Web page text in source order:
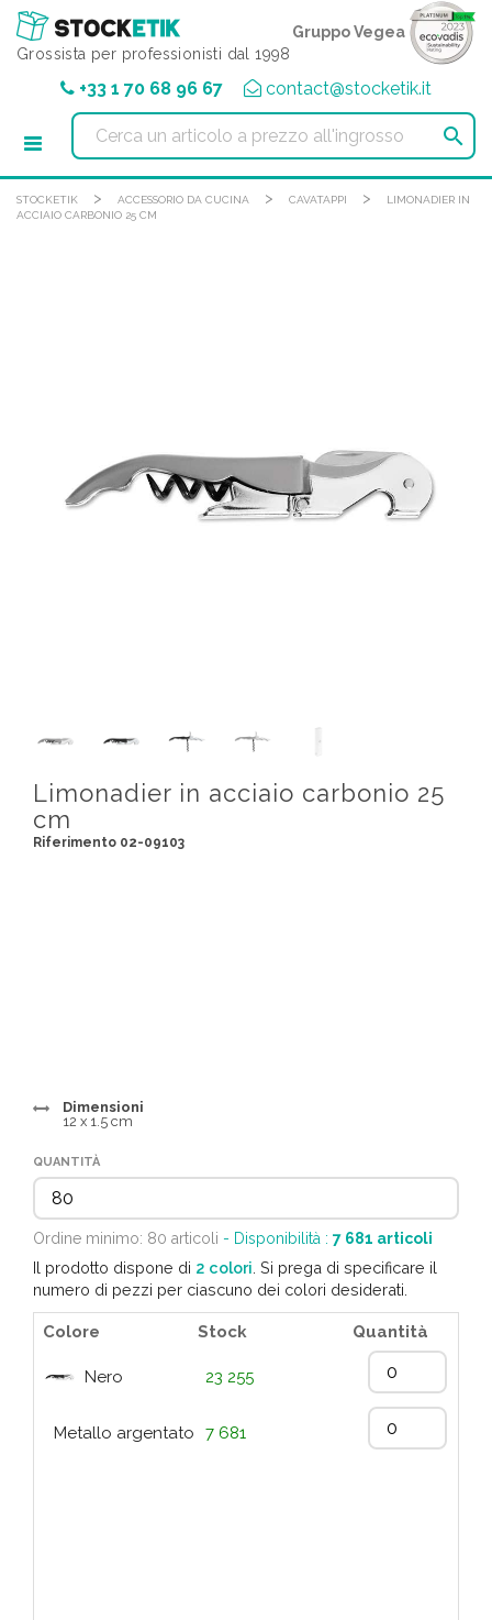
Grossista per professionisti dal 1998
Gruppo Vegea
+33 1 70 68 96 67 contact@stocketik.it

STOCKETIK > ACCESSORIO DA CUCINA > CAVATAPPI >
LIMONADIER IN
ACCIAIO CARBONIO 25 CM
Limonadier in acciaio carbonio 25
cm
Riferimento 02-09103
Dimensioni
12 x 1.5 cm
QUANTITÀ
Ordine minimo: 80 articoli - Disponibilità : 7 681 articoli
Il prodotto dispone di 2 colori . Si prega di specificare il
numero di pezzi per ciascuno dei colori desiderati.
Colore Stock Quantità
Nero 23 255
Metallo argentato 7 681
Pannello di gestione dei cookies